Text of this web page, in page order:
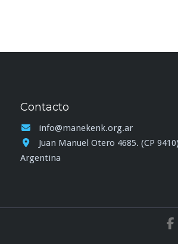
Contacto
info@manekenk.org.ar
Juan Manuel Otero 4685. (CP
Argentina